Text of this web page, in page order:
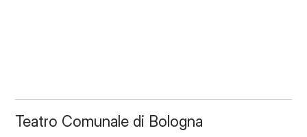
Teatro Comunale di Bologna